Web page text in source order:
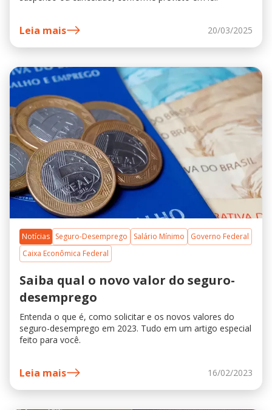
Leia mais 20/03/2025
Notícias Seguro-Desemprego Salário Mínimo
Governo Federal
Caixa Econômica Federal
Saiba qual o novo valor do seguro-
desemprego
Entenda o que é, como solicitar e os novos valores do
seguro-desemprego em 2023. Tudo em um artigo especial
feito para você.
Leia mais 16/02/2023